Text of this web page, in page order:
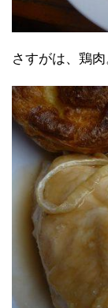
さすがは、鶏